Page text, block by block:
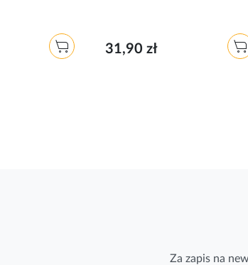
31,90 zł
Za zapis na